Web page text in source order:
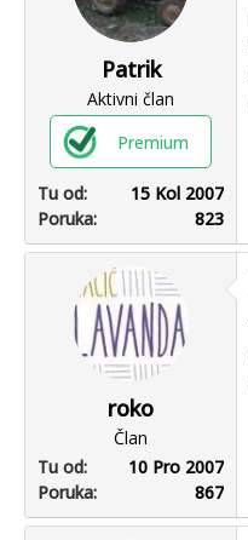
Patrik
Aktivni član
Premium
Tu od
15 Kol 2007
Poruka
823
roko
Član
Tu od
10 Pro 2007
Poruka
867